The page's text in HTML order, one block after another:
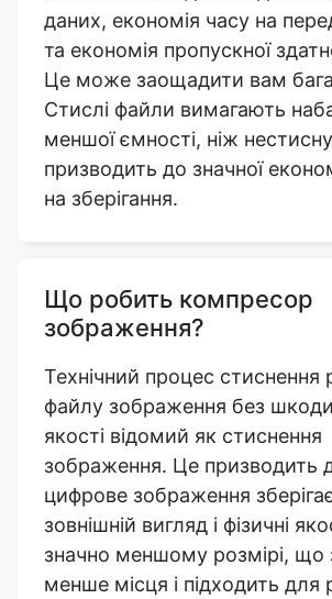
Стислі файли вимагають
меншої ємності, ніж
призводить до значної
на зберігання.
Що робить компресор
Технічний процес стиснення
файлу зображення без шкоди
якості відомий як стиснення
зображення. Це призводить
цифрове зображення зберігає
зовнішній вигляд і фізичні
значно меншому розмірі, що
менше місця і підходить для
на відповідних веб-сайтах.
розмір файлу допомагає
ефективніше зберігати